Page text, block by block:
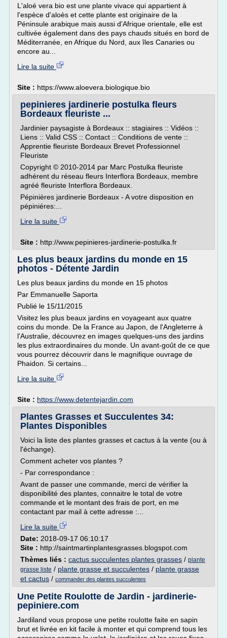
L'aloé vera bio est une plante vivace qui appartient à
l'espèce d'aloès et cette plante est originaire de la
Péninsule arabique mais aussi d'Afrique orientale, elle est
cultivée également dans des pays chauds situés en bord de
Méditerranée, en Afrique du Nord, aux îles Canaries ou
encore au...
Lire la suite
Site : https://www.aloevera.biologique.bio
pepinieres jardinerie postulka fleurs
Bordeaux fleuriste ...
Jardinier paysagiste à Bordeaux :: stagiaires :: Vidéos ::
Liens :: Valid CSS :: Contact :: Conditions de vente ::
Apprentie fleuriste Bordeaux Brevet Professionnel
Fleuriste
Copyright © 2010-2014 par Marc Postulka fleuriste
adhérent du réseau fleurs Interflora Bordeaux, membre
agréé fleuriste Interflora Bordeaux.
Pépinières jardinerie Bordeaux - A votre disposition en
pépiniéres:...
Lire la suite
Site : http://www.pepinieres-jardinerie-postulka.fr
Les plus beaux jardins du monde en 15
photos - Détente Jardin
Les plus beaux jardins du monde en 15 photos
Par Emmanuelle Saporta
Publié le 15/11/2015
Visitez les plus beaux jardins en voyageant aux quatre
coins du monde. De la France au Japon, de l'Angleterre à
l'Australie, découvrez en images quelques-uns des jardins
les plus extraordinaires du monde. Un avant-goût de ce que
vous pourrez découvrir dans le magnifique ouvrage de
Phaidon. Si certains...
Lire la suite
Site : https://www.detentejardin.com
Plantes Grasses et Succulentes 34:
Plantes Disponibles
Voici la liste des plantes grasses et cactus à la vente (ou à
l'échange).
Comment acheter vos plantes ?
- Par correspondance :
Avant de passer une commande, merci de vérifier la
disponibilité des plantes, connaitre le total de votre
commande et le montant des frais de port, en me
contactant par mail à cette adresse :...
Lire la suite
Date: 2018-09-17 06:10:17
Site : http://saintmartinplantesgrasses.blogspot.com
Thèmes liés : cactus succulentes plantes grasses / plante
grasse liste / plante grasse et succulentes / plante grasse
et cactus / commander des plantes succulentes
Une Petite Roulotte de Jardin - jardinerie-
pepiniere.com
Jardiland vous propose une petite roulotte faite en sapin
brut et livrée en kit facile à monter et qui comprend tous les